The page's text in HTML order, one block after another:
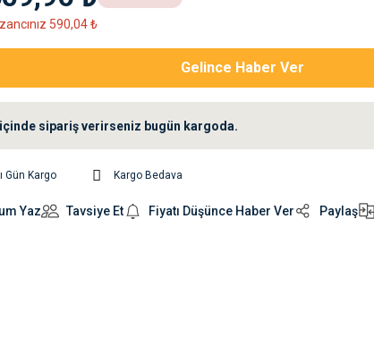
590,04 ₺
Gelince Haber Ver
içinde sipariş verirseniz bugün kargoda.
Gün Kargo Kargo Bedava
Yaz Tavsiye Et Fiyatı Düşünce Haber Ver Paylaş